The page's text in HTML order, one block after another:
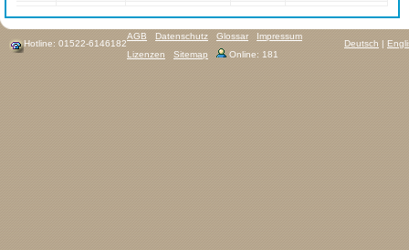
Hotline: 01522-6146182 Deutsch |
AGB Datenschutz Glossar
Impressum
Lizenzen
Sitemap Online: 181